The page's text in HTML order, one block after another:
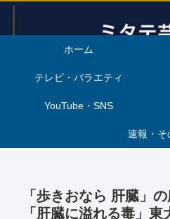
ホーム
テレビ・バラエティ
YouTube・SNS
速報・そ
「歩きおなら 肝臓」
「肝臓に溢れる毒」